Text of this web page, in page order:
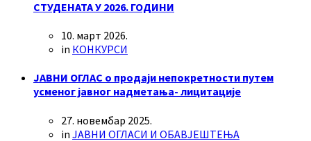
СТУДЕНАТА У 2026. ГОДИНИ
10. март 2026.
in КОНКУРСИ
ЈАВНИ ОГЛАС о продаји непокретности путем
усменог јавног надметања- лицитације
27. новембар 2025.
in ЈАВНИ ОГЛАСИ И ОБАВЈЕШТЕЊА